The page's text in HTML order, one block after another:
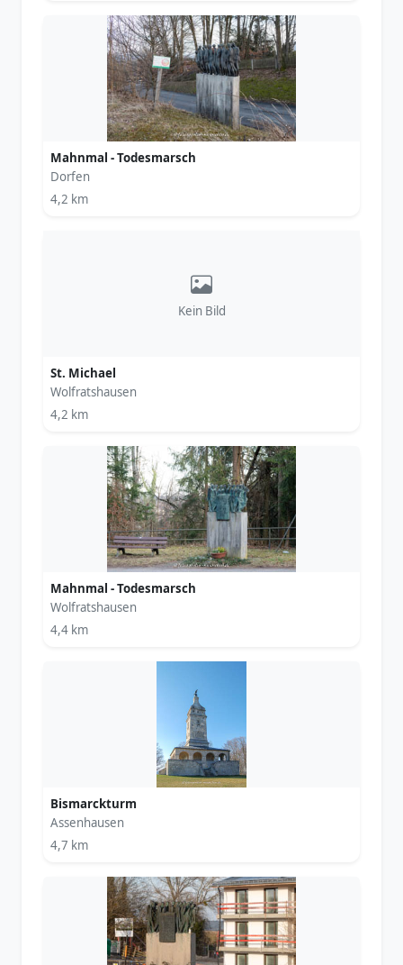
Mahnmal - Todesmarsch
Dorfen
4,2 km
Kein Bild
St. Michael
Wolfratshausen
4,2 km
Mahnmal - Todesmarsch
Wolfratshausen
4,4 km
Bismarckturm
Assenhausen
4,7 km